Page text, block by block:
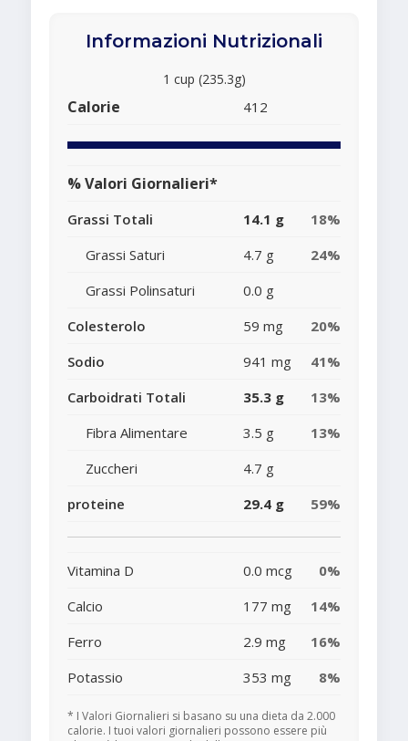
Informazioni Nutrizionali
1 cup (235.3g)
Calorie 412
% Valori Giornalieri*
Grassi Totali 14.1 g
18%
Grassi Saturi
4.7 g
24%
Grassi Polinsaturi
0.0 g
Colesterolo
59 mg
20%
Sodio
941 mg
41%
Carboidrati Totali
35.3 g
13%
Fibra Alimentare
3.5 g
13%
Zuccheri
4.7 g
proteine
29.4 g 59%
Vitamina D 0.0 mcg
0%
Calcio
177 mg
14%
Ferro
2.9 mg
16%
Potassio
353 mg 8%
* I Valori Giornalieri si basano su una dieta da 2.000
calorie. I tuoi valori giornalieri possono essere più